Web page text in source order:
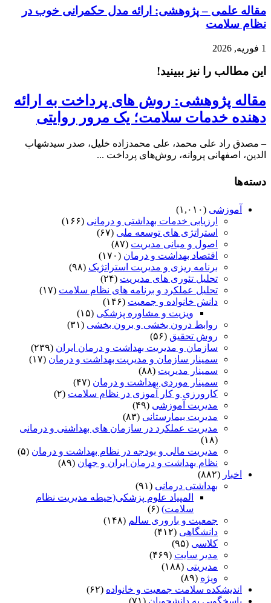
مقاله علمی – پژوهشی: ارائه مدل حکمرانی خوب در
نظام سلامت
1 فوریه, 2026
این مطالب را نیز ببینید!
مقاله پژوهشی: روش های‌ پرداخت‌ به‌ ارائه‌
دهنده‌ خدمات‌ سلامت؛ یک مرور روایتی
– مصدق راد علی محمد، علی محمدزاده خلیل، صدر سیدشهاب
الدین، اصفهانی پروانه، روش‌های پرداخت ...
دسته‌ها
آموزشی (۱,۰۱۰)
ارزیابی خدمات بهداشتی و درمانی (۱۶۶)
استراتژی های توسعه ملی (۶۷)
اصول و مبانی مدیریت (۸۷)
اقتصاد بهداشت و درمان (۱۷۰)
برنامه ریزی و مدیریت استراتژیک (۹۸)
تحلیل تئوری های مدیریت (۲۴)
تحلیل عملکرد و برنامه های نظام سلامت (۱۷)
دانش خانواده و جمعیت (۱۴۶)
ویزیت و مشاوره پزشکی (۱۵)
روابط درون بخشی و برون بخشی (۳۱)
روش تحقیق (۵۶)
سازمان و مدیریت بهداشت و درمان ایران (۲۳۹)
سمینار سازمان و مدیریت بهداشت و درمان (۱۷)
سمینار مدیریت (۸۸)
سمینار موردی بهداشت و درمان (۴۷)
کارورزی و کار آموزی در نظام سلامت (۲)
مدیریت آموزشی (۴۹)
مدیریت بیمارستانی (۸۳)
مدیریت عملکرد در سازمان های بهداشتی و درمانی
(۱۸)
مدیریت مالی و بودجه در نظام بهداشت و درمان (۵)
نظام بهداشت و درمان ایران و جهان (۸۹)
اخبار (۸۸۲)
بهداشتی درمانی (۹۱)
المپیاد علوم پزشکی(حیطه مدیریت نظام
سلامت) (۶)
جمعیت و باروری سالم (۱۴۸)
دانشگاهی (۴۱۲)
کلاسی (۹۵)
مدیر سایت (۴۶۹)
مدیریتی (۱۸۸)
ویژه (۸۹)
اندیشکده سلامت جمعیت و خانواده (۶۲)